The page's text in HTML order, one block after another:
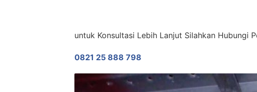
untuk Konsultasi Lebih Lanjut Silahkan Hubungi
0821 25 888 798